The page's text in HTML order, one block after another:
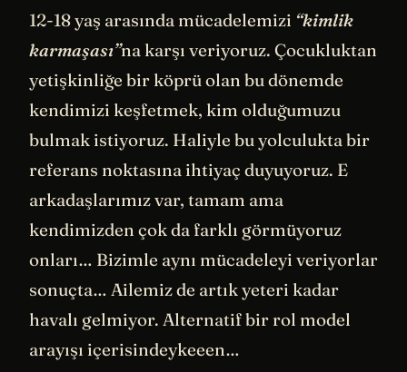
12-18 yaş arasında mücadelemizi “kimlik
karmaşası”na karşı veriyoruz. Çocukluktan
yetişkinliğe bir köprü olan bu dönemde
kendimizi keşfetmek, kim olduğumuzu
bulmak istiyoruz. Haliyle bu yolculukta bir
referans noktasına ihtiyaç duyuyoruz. E
arkadaşlarımız var, tamam ama
kendimizden çok da farklı görmüyoruz
onları… Bizimle aynı mücadeleyi veriyorlar
sonuçta… Ailemiz de artık yeteri kadar
havalı gelmiyor. Alternatif bir rol model
arayışı içerisindeykeeen…